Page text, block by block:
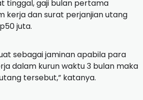
tinggal, gaji bulan pertama
kerja dan surat perjanjian utang
juta.
sebagai jaminan apabila para
dalam kurun waktu 3 bulan maka
tersebut,” katanya.